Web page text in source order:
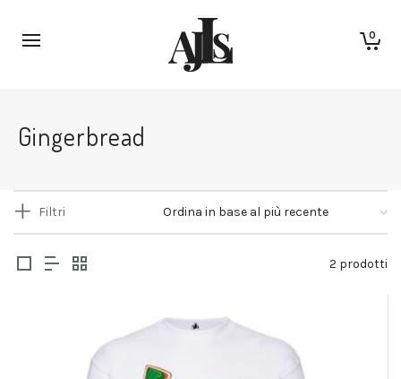
0
Gingerbread
Filtri
2 prodotti